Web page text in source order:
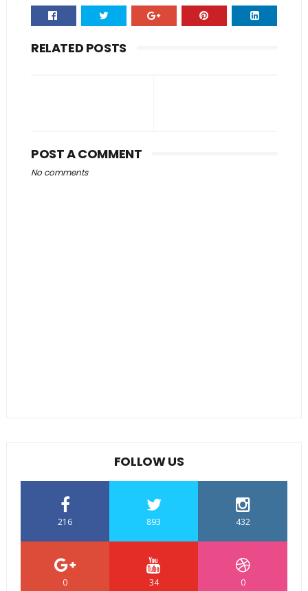
RELATED POSTS
POST A COMMENT
No comments
FOLLOW US
216 893 432
0 34 0